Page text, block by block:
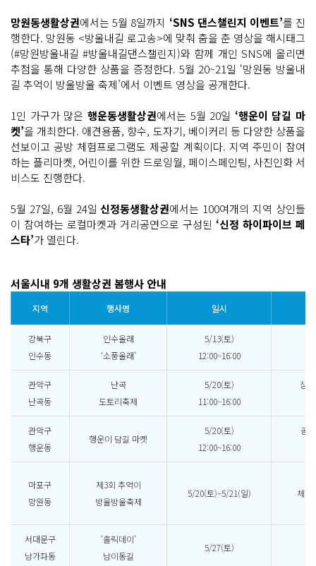
망원동생활상권에서는 5월 8일까지 ‘SNS 댄스챌린지 이벤트’를 진
행한다. 망원동 <방울내길 로고송>에 맞춰 춤을 춘 영상을 해시태그
(#망원방울내길 #방울내길댄스챌린지)와 함께 개인 SNS에 올리면
추첨을 통해 다양한 상품을 증정한다. 5월 20~21일 ‘망원동 방울내
길 추억이 방울방울 축제’에서 이벤트 영상을 공개한다.
1인 가구가 많은 행운동생활상권에서는 5월 20일 ‘행운이 담길 마
켓’을 개최한다. 애견용품, 향수, 도자기, 베이커리 등 다양한 상품을
선보이고 공방 체험프로그램도 제공할 계획이다. 지역 주민이 참여
하는 플리마켓, 어린이를 위한 드로잉월, 페이스페인팅, 사진인화 서
비스도 진행한다.
5월 27일, 6월 24일 신정동생활상권에서는 100여개의 지역 상인들
이 참여하는 로컬마켓과 거리공연으로 구성된 ‘신정 하이파이브 페
스타’가 열린다.
서울시내 9개 생활상권 봄행사 안내
지역 행사명 일시
강북구
인수동
인수올래
‘소풍올래’
5/13(토)
12:00~16:00
관악구
난곡동
난곡
도토리축제
5/20(토)
11:00~16:00
상
관악구
행운동
행운이 담길 마켓
5/20(토)
12:00~16:00
공
마포구
망원동
제3회 추억이
방울방울축제
5/20(토)~5/21(일)
체험
서대문구
남가좌동
‘홀릭데이’
남이동길
5/27(토)